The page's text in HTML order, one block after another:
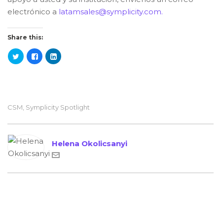
electrónico a latamsales@symplicity.com.
Share this:
CSM Symplicity Spotlight
Helena Okolicsanyi